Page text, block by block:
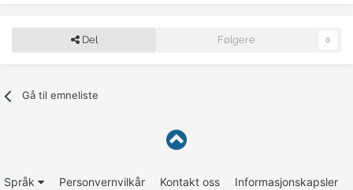
Del Følgere 0
Gå til emneliste
Språk Personvernvilkår Kontakt oss Informasjonskapsler